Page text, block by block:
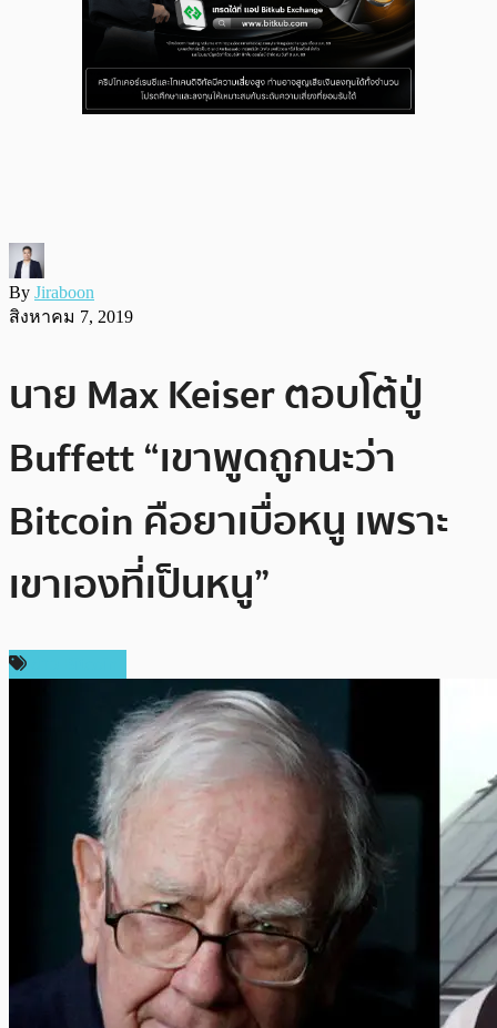
By Jiraboon
สิงหาคม 7, 2019
นาย Max Keiser ตอบโต้ปู่
Buffett “เขาพูดถูกนะว่า
Bitcoin คือยาเบื่อหนู เพราะ
เขาเองที่เป็นหนู”